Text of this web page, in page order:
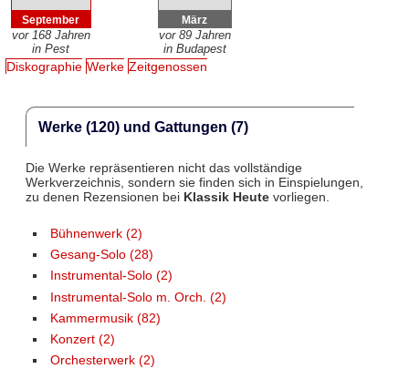
September
vor 168 Jahren
in Pest
März
vor 89 Jahren
in Budapest
Diskographie Werke Zeitgenossen
Werke (120) und Gattungen (7)
Die Werke repräsentieren nicht das vollständige
Werkverzeichnis, sondern sie finden sich in Einspielungen,
zu denen Rezensionen bei Klassik Heutevorliegen.
Bühnenwerk (2)
Gesang-Solo (28)
Instrumental-Solo (2)
Instrumental-Solo m. Orch. (2)
Kammermusik (82)
Konzert (2)
Orchesterwerk (2)